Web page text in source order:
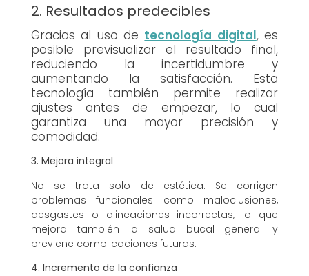
2. Resultados predecibles
Gracias al uso de tecnología digital, es
posible previsualizar el resultado final,
reduciendo la incertidumbre y
aumentando la satisfacción. Esta
tecnología también permite realizar
ajustes antes de empezar, lo cual
garantiza una mayor precisión y
comodidad.
3. Mejora integral
No se trata solo de estética. Se corrigen
problemas funcionales como maloclusiones,
desgastes o alineaciones incorrectas, lo que
mejora también la salud bucal general y
previene complicaciones futuras.
4. Incremento de la confianza